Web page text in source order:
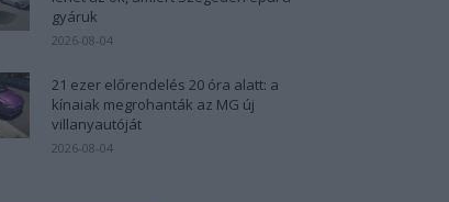
gyáruk
2026-08-04
21 ezer előrendelés 20 óra alatt: a
kínaiak megrohanták az MG új
villanyautóját
2026-08-04